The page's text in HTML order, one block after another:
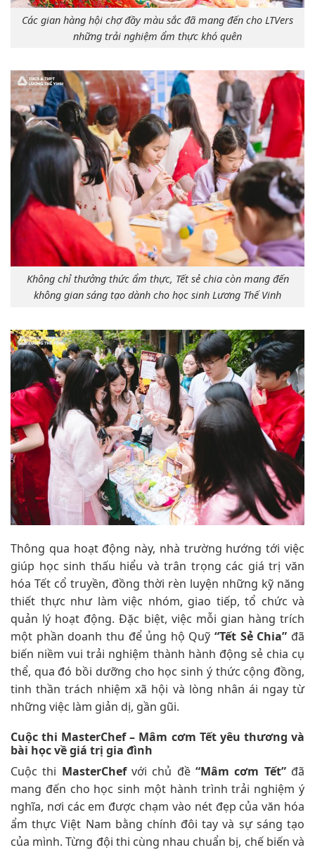
Các gian hàng hội chợ đầy màu sắc đã mang đến cho LTVers
những trải nghiệm ẩm thực khó quên
Không chỉ thưởng thức ẩm thực, Tết sẻ chia còn mang đến
không gian sáng tạo dành cho học sinh Lương Thế Vinh
Thông qua hoạt động này, nhà trường hướng tới việc
giúp học sinh thấu hiểu và trân trọng các giá trị văn
hóa Tết cổ truyền, đồng thời rèn luyện những kỹ năng
thiết thực như làm việc nhóm, giao tiếp, tổ chức và
quản lý hoạt động. Đặc biệt, việc mỗi gian hàng trích
một phần doanh thu để ủng hộ Quỹ“Tết Sẻ Chia” đã
biến niềm vui trải nghiệm thành hành động sẻ chia cụ
thể, qua đó bồi dưỡng cho học sinh ý thức cộng đồng,
tinh thần trách nhiệm xã hội và lòng nhân ái ngay từ
những việc làm giản dị, gần gũi.
Cuộc thi MasterChef – Mâm cơm Tết yêu thương và
bài học về giá trị gia đình
Cuộc thi MasterChefvới chủ đề“Mâm cơm Tết”đã
mang đến cho học sinh một hành trình trải nghiệm ý
nghĩa, nơi các em được chạm vào nét đẹp của văn hóa
ẩm thực Việt Nam bằng chính đôi tay và sự sáng tạo
của mình. Từng đội thi cùng nhau chuẩn bị, chế biến và